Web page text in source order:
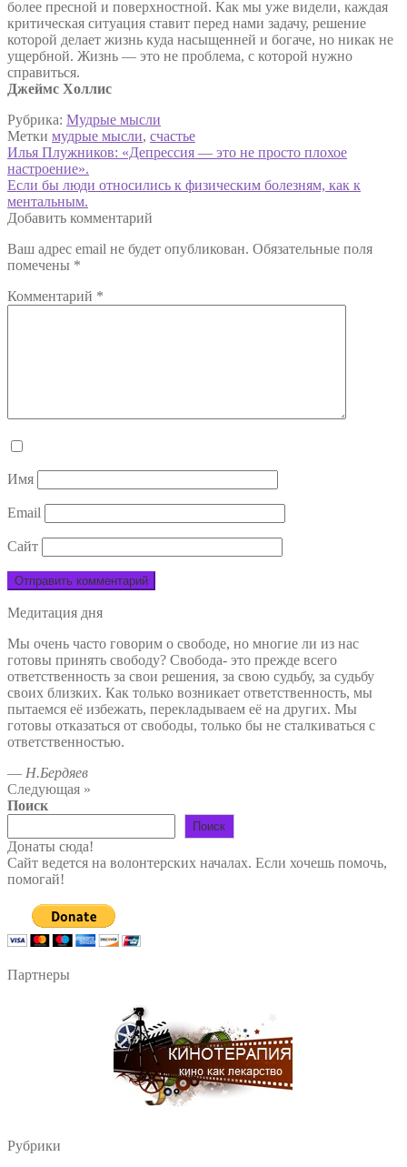
более пресной и поверхностной. Как мы уже видели, каждая
критическая ситуация ставит перед нами задачу, решение
которой делает жизнь куда насыщенней и богаче, но никак не
ущербной. Жизнь — это не проблема, с которой нужно
справиться.
Джеймс Холлис
Рубрика: Мудрые мысли
Метки мудрые мысли, счастье
Навигация
по
записям
Предыдущая
запись:
Илья Плужников: «Депрессия — это не просто плохое
настроение».
Следующая
запись:
Если бы люди относились к физическим болезням, как к
ментальным.
Добавить комментарий
Ваш адрес email не будет опубликован. Обязательные поля
помечены *
Комментарий *
Имя
Email
Сайт
Медитация дня
Мы очень часто говорим о свободе, но многие ли из нас
готовы принять свободу? Свобода- это прежде всего
ответственность за свои решения, за свою судьбу, за судьбу
своих близких. Как только возникает ответственность, мы
пытаемся её избежать, перекладываем её на других. Мы
готовы отказаться от свободы, только бы не сталкиваться с
ответственностью.
— Н.Бердяев
Следующая »
Поиск
Поиск
Донаты сюда!
Сайт ведется на волонтерских началах. Если хочешь помочь,
помогай!
Партнеры
Рубрики